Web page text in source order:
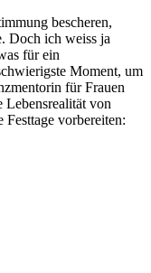
bescheren,
Doch ich weiss ja
für ein
Moment, um
für Frauen
von
vorbereiten: